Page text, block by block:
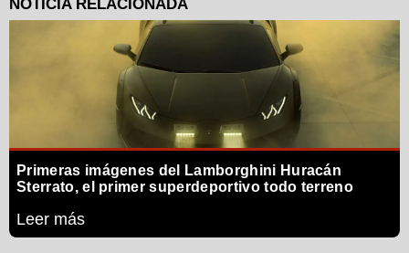
Primeras imágenes del Lamborghini Huracán
Sterrato, el primer superdeportivo todo terreno
Leer más